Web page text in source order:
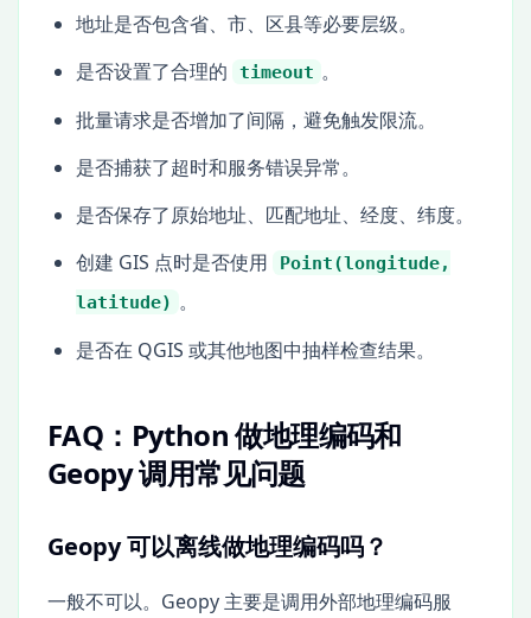
地址是否包含省、市、区县等必要层级。
是否设置了合理的
timeout 。
批量请求是否增加了间隔，避免触发限流。
是否捕获了超时和服务错误异常。
是否保存了原始地址、匹配地址、经度、纬度。
创建 GIS 点时是否使用
Point(longitude,
latitude) 。
是否在 QGIS 或其他地图中抽样检查结果。
FAQ：Python 做地理编码和
Geopy 调用常见问题
Geopy 可以离线做地理编码吗？
一般不可以。Geopy 主要是调用外部地理编码服